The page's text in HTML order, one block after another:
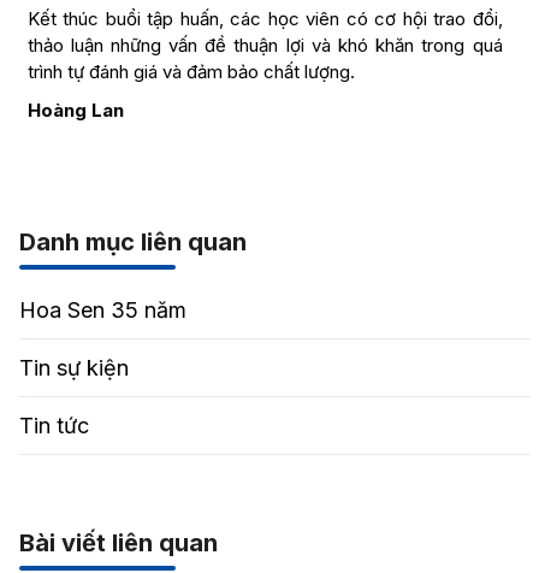
Kết thúc buổi tập huấn, các học viên có cơ hội trao đổi,
thảo luận những vấn đề thuận lợi và khó khăn trong quá
trình tự đánh giá và đảm bảo chất lượng.
Hoàng Lan
Danh mục liên quan
Hoa Sen 35 năm
Tin sự kiện
Tin tức
Bài viết liên quan